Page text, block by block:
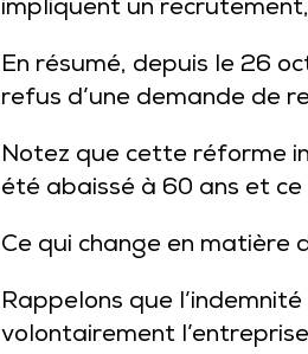
impliquent un
En résumé, depuis le 26
refus d’une demande de
Notez que cette réforme
été abaissé à 60 ans et
Ce qui change en
Rappelons que
volontairement